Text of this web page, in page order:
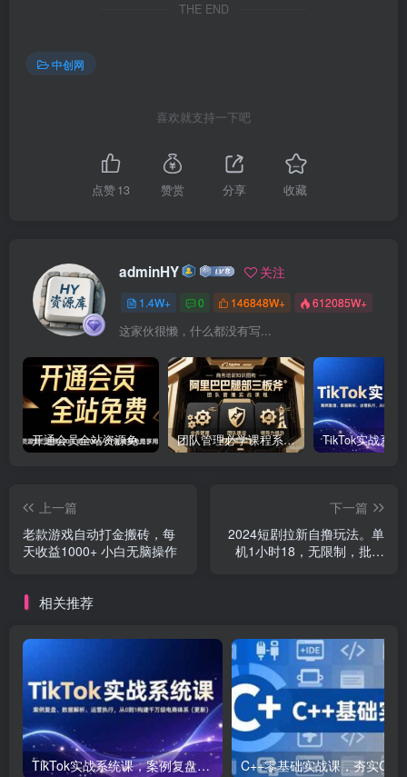
THE END
中创网
喜欢就支持一下吧
点赞13 赞赏 分享 收藏
adminHY 关注
1.4W+ 0 146848W+ 612085W+
这家伙很懒，什么都没有写...
开通会员全站资源免费下载 开通VIP会员 HY资源库 团队管理必学课程系列，阿里巴巴“腿部三板斧”
上一篇
老款游戏自动打金搬砖，每
天收益1000+ 小白无脑操作
下一篇
2024短剧拉新自撸玩法。单
机1小时18，无限制，批量
相关推荐
TikTok实战系统课，案例复盘、数据解析、运营执行，从0到1构建千万级电商体系（更新）